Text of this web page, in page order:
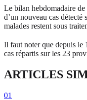
Le bilan hebdomadaire
d’un nouveau cas
malades restent sous
Il faut noter que depuis le
cas répartis sur les 23
ARTICLES
01